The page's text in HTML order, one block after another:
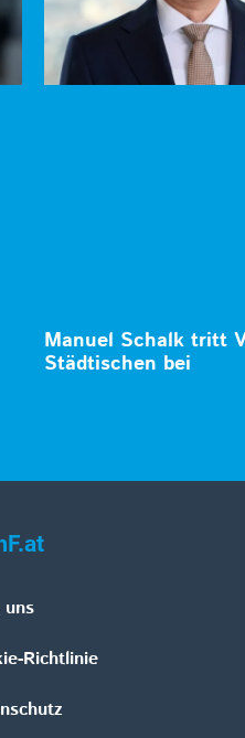
Manuel Schalk tritt
Städtischen bei
uns
Richtlinie